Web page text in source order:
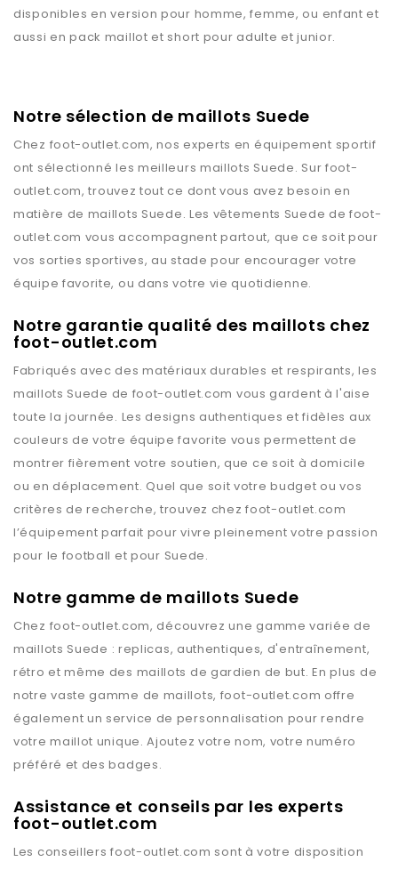
disponibles en version pour homme, femme, ou enfant et
aussi en pack maillot et short pour adulte et junior.
Notre sélection de maillots Suede
Chez foot-outlet.com, nos experts en équipement sportif
ont sélectionné les meilleurs maillots Suede. Surfoot-
outlet.com, trouvez tout ce dont vous avez besoin en
matière de maillots Suede. Les vêtements Suede defoot-
outlet.com vous accompagnent partout, que ce soit pour
vos sorties sportives, au stade pour encourager votre
équipe favorite, ou dans votre vie quotidienne.
Notre garantie qualité des maillots chez
foot-outlet.com
Fabriqués avec des matériaux durables et respirants, les
maillots Suede de foot-outlet.com vous gardent à l'aise
toute la journée. Les designs authentiques et fidèles aux
couleurs de votre équipe favorite vous permettent de
montrer fièrement votre soutien, que ce soit à domicile
ou en déplacement. Quel que soit votre budget ou vos
critères de recherche, trouvez chezfoot-outlet.com
l’équipement parfait pour vivre pleinement votre passion
pour le football et pour Suede.
Notre gamme de maillots Suede
Chez foot-outlet.com, découvrez une gamme variée de
maillots Suede : replicas, authentiques, d'entraînement,
rétro et même des maillots de gardien de but. En plus de
notre vaste gamme de maillots, foot-outlet.com offre
également un service de personnalisation pour rendre
votre maillot unique. Ajoutez votre nom, votre numéro
préféré et des badges.
Assistance et conseils par les experts
foot-outlet.com
Les conseillersfoot-outlet.com sont à votre disposition